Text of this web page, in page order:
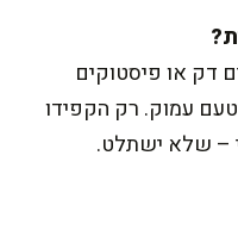
דק או פיסטוקים
עמוק. רק הקפידו
– שלא ישתלט.